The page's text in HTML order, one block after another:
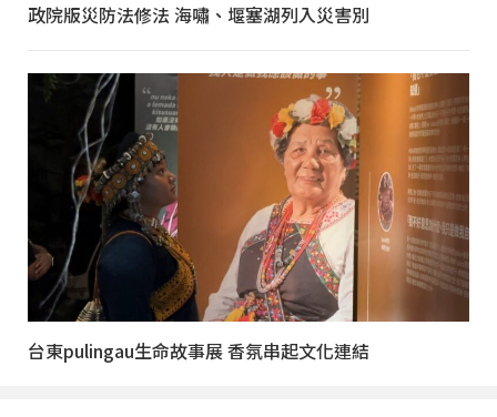
政院版災防法修法 海嘯、堰塞湖列入災害別
台東pulingau生命故事展 香氛串起文化連結